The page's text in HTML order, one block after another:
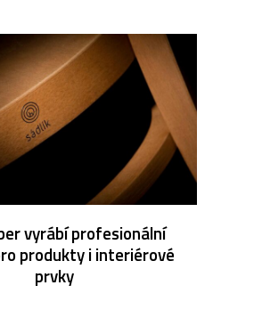
vyrábí profesionální
produkty i interiérové
prvky